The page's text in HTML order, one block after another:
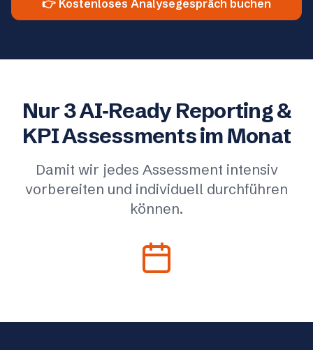
👉 Kostenloses Analysegespräch buchen
Nur 3 AI‑Ready Reporting &
KPI Assessments im Monat
Damit wir jedes Assessment intensiv
vorbereiten und individuell durchführen
können.